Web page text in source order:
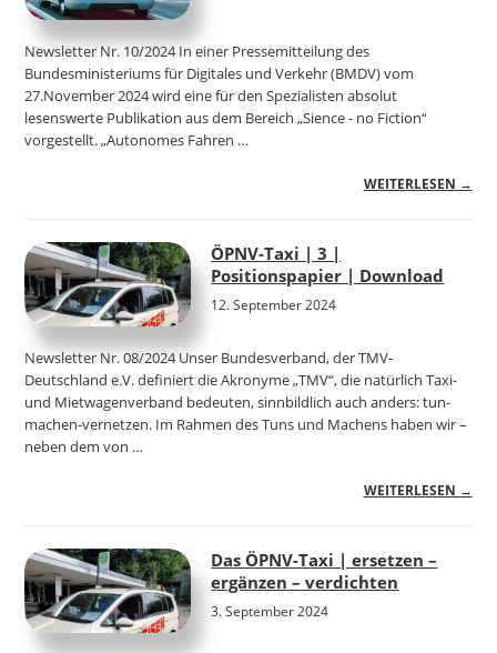
Newsletter Nr. 10/2024 In einer Pressemitteilung des
Bundesministeriums für Digitales und Verkehr (BMDV) vom
27.November 2024 wird eine für den Spezialisten absolut
lesenswerte Publikation aus dem Bereich „Sience - no Fiction“
vorgestellt. „Autonomes Fahren …
WEITERLESEN →
ÖPNV-Taxi | 3 |
Positionspapier | Download
12. September 2024
Newsletter Nr. 08/2024 Unser Bundesverband, der TMV-
Deutschland e.V. definiert die Akronyme „TMV“, die natürlich Taxi-
und Mietwagenverband bedeuten, sinnbildlich auch anders: tun-
machen-vernetzen. Im Rahmen des Tuns und Machens haben wir –
neben dem von …
WEITERLESEN →
Das ÖPNV-Taxi | ersetzen –
ergänzen – verdichten
3. September 2024